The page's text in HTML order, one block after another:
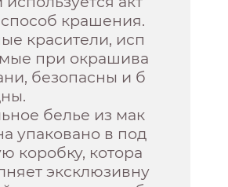
крашения.
красители, исп
при окрашива
безопасны и б
белье из мак
упаковано в под
коробку, котора
эксклюзивну